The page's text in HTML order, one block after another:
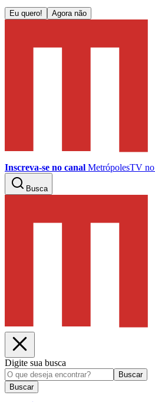
Eu quero! Agora não
Inscreva-se no canal MetrópolesTV no
Busca
Digite sua busca
Buscar
Buscar